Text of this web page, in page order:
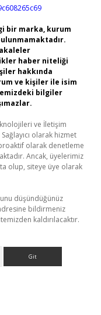
bir marka, kurum
haber niteliği
hakkında
ve kişiler ile isim
bilgiler
ve İletişim
olarak hizmet
olarak denetleme
Ancak, üyelerimiz
olup, siteye üye olarak
düşündüğünüz
bildirmeniz
kaldırılacaktır.